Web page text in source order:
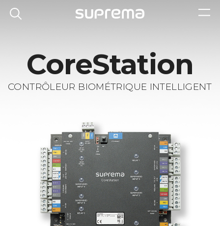
CoreStation
CONTRÔLEUR BIOMÉTRIQUE INTELLIGENT